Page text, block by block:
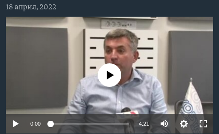
ЗДРАВЈЕ
НАУКА
УМЕТНОСТ И ЗАБАВА
ИЗБОРИ ВО САД 2020 - АРХИВА
НАКУСО...
18 април, 2022
No media source currently available
0:00 4:21